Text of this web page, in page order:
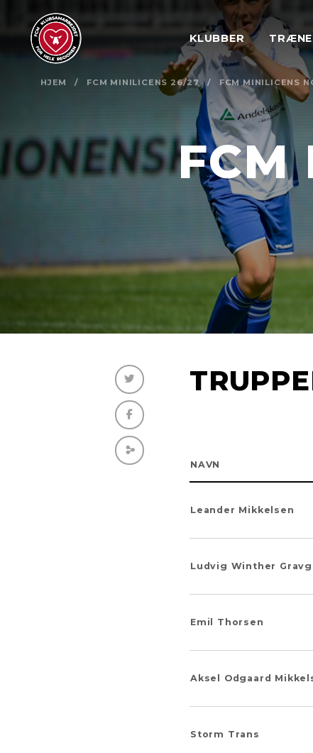
KLUBBER
HJEM / FCM MINILICENS 26/27 / FCM MINILICENS
FCM
NAVN
Leander Mikkelsen
Ludvig Winther
Emil Thorsen
Aksel Odgaard
Storm Trans